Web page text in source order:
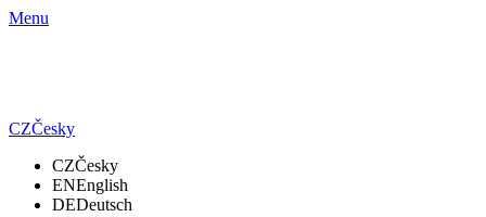
Menu
CZČesky
CZČesky
ENEnglish
DEDeutsch